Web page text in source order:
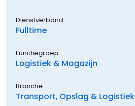
Dienstverband
Fulltime
Functiegroep
Logistiek & Magazijn
Branche
Transport, Opslag & Logistiek